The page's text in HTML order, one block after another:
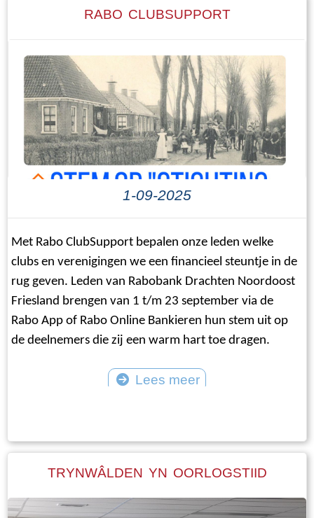
sawol fan Trynwâlden as fan de sneinsploech.
RABO CLUBSUPPORT
1-09-2025
Met Rabo ClubSupport bepalen onze leden welke
clubs en verenigingen we een financieel steuntje in de
rug geven. Leden van Rabobank Drachten Noordoost
Friesland brengen van 1 t/m 23 september via de
Rabo App of Rabo Online Bankieren hun stem uit op
de deelnemers die zij een warm hart toe dragen.
Lees meer
TRYNWÂLDEN YN OORLOGSTIID